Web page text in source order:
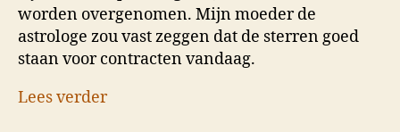
worden overgenomen. Mijn moeder de
astrologe zou vast zeggen dat de sterren goed
staan voor contracten vandaag.
Lees verder